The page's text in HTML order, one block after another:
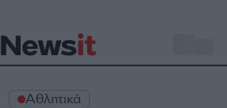
Αθλητικά